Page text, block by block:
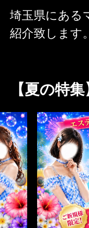
ログ
激アツなお店を
メンズエ
お店を探す
エリアから
セラピスト
セラピスト
ランキング
埼玉県にある
紹介致します。
【夏の特